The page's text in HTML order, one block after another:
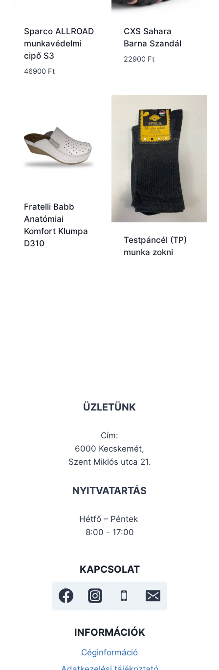
Sparco ALLROAD
munkavédelmi
cipő S3
46900 Ft
CXS Sahara
Barna Szandál
22900 Ft
Fratelli Babb
Anatómiai
Komfort Klumpa
D310
Testpáncél (TP)
munka zokni
ÜZLETÜNK
Cím:
6000 Kecskemét,
Szent Miklós utca 21.
NYITVATARTÁS
Hétfő – Péntek
8:00 - 17:00
KAPCSOLAT
INFORMÁCIÓK
Céginformáció